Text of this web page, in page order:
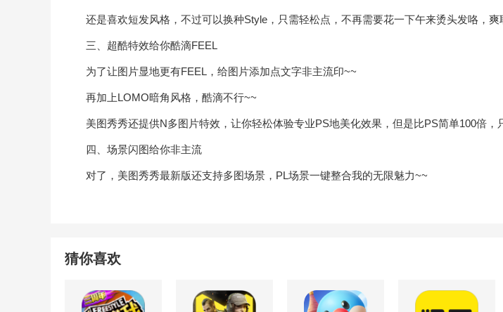
还是喜欢短发风格，不过可以换种Style，只需轻松点，不再需要花一下午来烫头发咯，爽
三、超酷特效给你酷滴FEEL
为了让图片显地更有FEEL，给图片添加点文字非主流印~~
再加上LOMO暗角风格，酷滴不行~~
美图秀秀还提供N多图片特效，让你轻松体验专业PS地美化效果，但是比PS简单100倍，
四、场景闪图给你非主流
对了，美图秀秀最新版还支持多图场景，PL场景一键整合我的无限魅力~~
猜你喜欢